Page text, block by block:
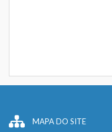
MAPA DO SITE